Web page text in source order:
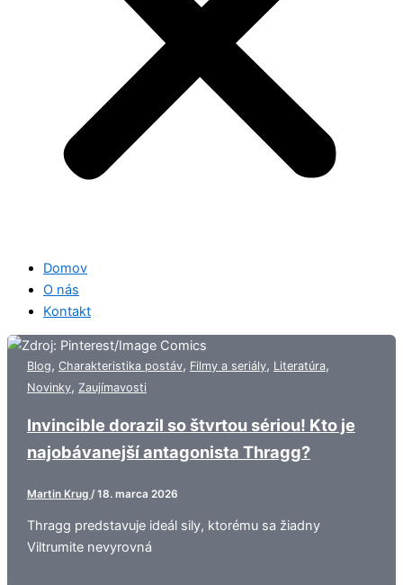
Domov
O nás
Kontakt
Blog, Charakteristika postáv, Filmy a seriály, Literatúra,
Novinky, Zaujímavosti
Invincible dorazil so štvrtou sériou! Kto je
najobávanejší antagonista Thragg?
Martin Krug / 18. marca 2026
Thragg predstavuje ideál sily, ktorému sa žiadny
Viltrumite nevyrovná